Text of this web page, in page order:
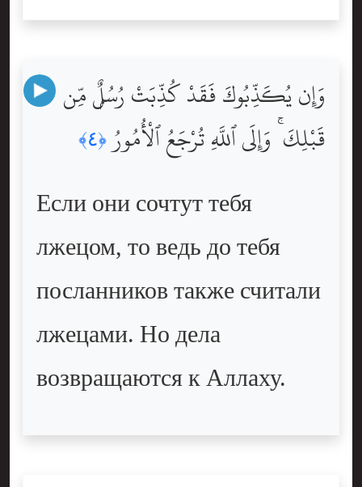
وَإِن يُكَذِّبُوكَ فَقَدْ كُذِّبَتْ رُسُلٌۭ مِّن
قَبْلِكَ ۚ وَإِلَى ٱللَّهِ تُرْجَعُ ٱلْأُمُورُ ﴿٤﴾
Если они сочтут тебя
лжецом, то ведь до тебя
посланников также считали
лжецами. Но дела
возвращаются к Аллаху.